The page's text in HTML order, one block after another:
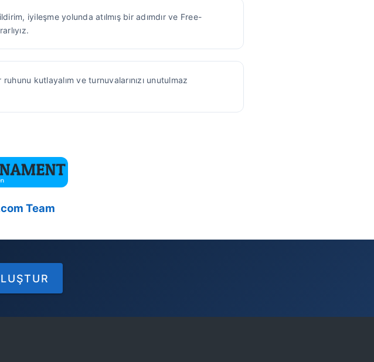
iyileşme yolunda atılmış bir adımdır ve Free-
kutlayalım ve turnuvalarınızı unutulmaz
Team